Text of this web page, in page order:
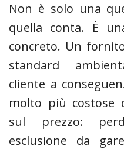
Non è solo una
quella conta. È
concreto. Un
standard
cliente a
molto più costose
sul prezzo:
esclusione da